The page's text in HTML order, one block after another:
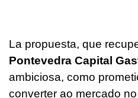
La propuesta, que
Pontevedra Capital
ambiciosa, como
converter ao mercado no